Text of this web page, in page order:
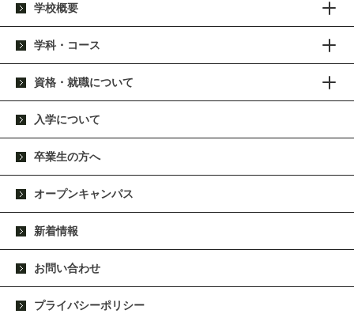
学校概要
学科・コース
資格・就職について
入学について
卒業生の方へ
オープンキャンパス
新着情報
お問い合わせ
プライバシーポリシー